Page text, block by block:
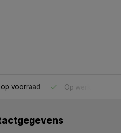
op voorraad Op werkdagen